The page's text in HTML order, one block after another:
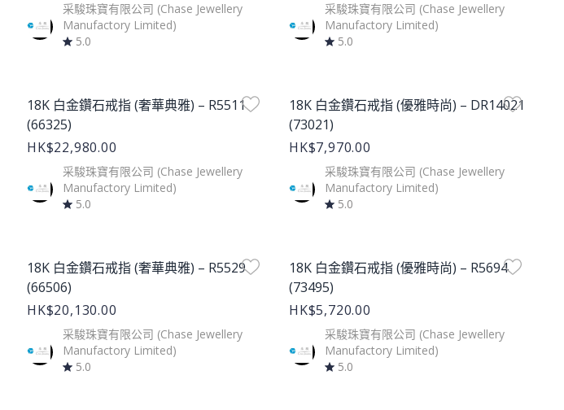
采駿珠寶有限公司 (Chase Jewellery
Manufactory Limited)
5.0
采駿珠寶有限公司 (Chase Jewellery
Manufactory Limited)
5.0
Product Image
18K 白金鑽石戒指 (奢華典雅) – R5511
(66325)
HK$22,980.00
采駿珠寶有限公司 (Chase Jewellery
Manufactory Limited)
5.0
Product Image
18K 白金鑽石戒指 (優雅時尚) – DR14021
(73021)
HK$7,970.00
采駿珠寶有限公司 (Chase Jewellery
Manufactory Limited)
5.0
Product Image
18K 白金鑽石戒指 (奢華典雅) – R5529
(66506)
HK$20,130.00
采駿珠寶有限公司 (Chase Jewellery
Manufactory Limited)
5.0
Product Image
18K 白金鑽石戒指 (優雅時尚) – R5694
(73495)
HK$5,720.00
采駿珠寶有限公司 (Chase Jewellery
Manufactory Limited)
5.0